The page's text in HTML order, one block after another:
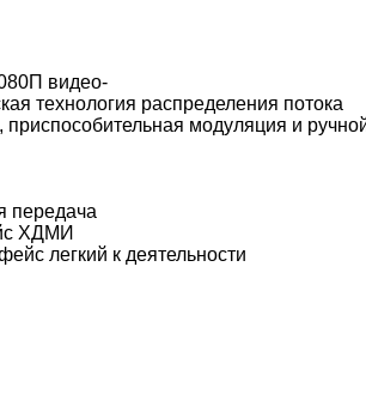
видео-
технология распределения потока
модуляция и
передача
ХДМИ
легкий к деятельности